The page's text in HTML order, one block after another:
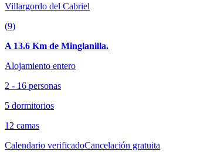
Villargordo del Cabriel
(9)
A 13.6 Km de Minglanilla.
Alojamiento entero
2 - 16 personas
5 dormitorios
12 camas
Calendario verificadoCancelación gratuita